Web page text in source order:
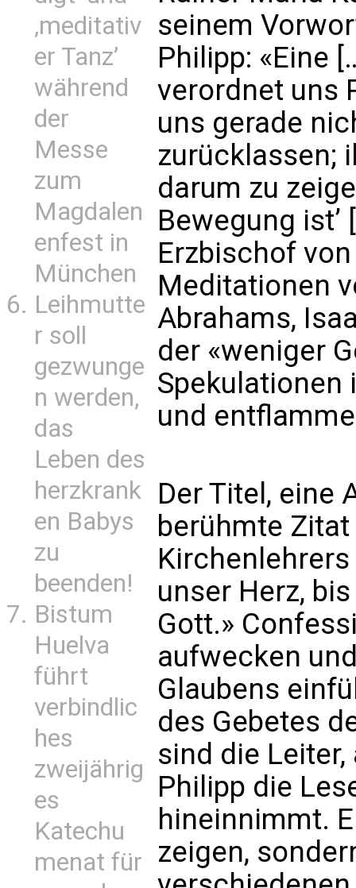
‚meditativ
er Tanz’
während
der
Messe
zum
Magdalen
enfest in
München
Leihmutte
r soll
gezwunge
n werden,
das
Leben des
herzkrank
en Babys
zu
beenden!
Bistum
Huelva
führt
verbindlic
hes
zweijährig
es
Katechu
menat für
seinem
Philipp: «Eine
verordnet uns
uns gerade
zurücklassen;
darum zu
Bewegung
Erzbischof
Meditationen
Abrahams,
der «weniger
Spekulationen
und
Der Titel, eine
berühmte
unser Herz,
Gott.»
aufwecken
Glaubens
des Gebetes
sind die
Philipp die
hineinnimmt.
zeigen,